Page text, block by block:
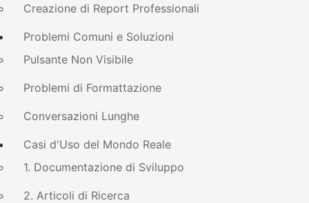
Creazione di Report Professionali
Problemi Comuni e Soluzioni
Pulsante Non Visibile
Problemi di Formattazione
Conversazioni Lunghe
Casi d'Uso del Mondo Reale
1. Documentazione di Sviluppo
2. Articoli di Ricerca